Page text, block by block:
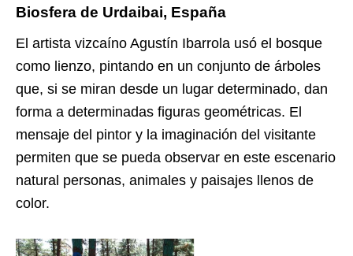
Biosfera de Urdaibai, España
El artista vizcaíno Agustín Ibarrola usó el bosque
como lienzo, pintando en un conjunto de árboles
que, si se miran desde un lugar determinado, dan
forma a determinadas figuras geométricas. El
mensaje del pintor y la imaginación del visitante
permiten que se pueda observar en este escenario
natural personas, animales y paisajes llenos de
color.